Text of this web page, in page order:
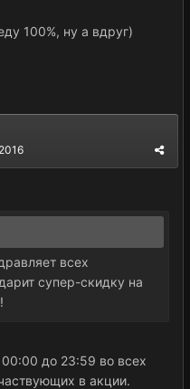
100%, ну а вдруг)
всех
супер-скидку на
до 23:59 во всех
в акции.